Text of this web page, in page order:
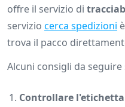
offre il servizio di
servizio cerca spedizioni
trova il pacco
Alcuni consigli da
Controllare